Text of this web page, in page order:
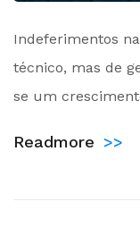
by
Administrador
Indeferimentos
técnico, mas de
se um
Readmore >>